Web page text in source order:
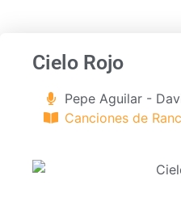
Cielo Rojo
Pepe Aguilar -
Canciones de